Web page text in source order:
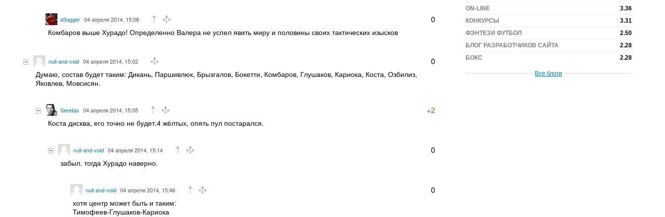
d3agger 04 апреля 2014, 15:08 0
Комбаров выше Хурадо! Определенно Валера не успел явить миру и половины своих тактических изысков
null-and-void 04 апреля 2014, 15:02 0
Думаю, состав будет таким: Дикань, Паршивлюк, Брызгалов, Бокетти, Комбаров, Глушаков, Кариока, Коста, Озбилиз,
Яковлев, Мовсисян.
Seretas 04 апреля 2014, 15:05 +2
Коста дисква, его точно не будет.4 жёлтых, опять пул постарался.
null-and-void 04 апреля 2014, 15:14 0
забыл. тогда Хурадо наверно.
null-and-void 04 апреля 2014, 15:46 0
хотя центр может быть и таким:
Тимофеев-Глушаков-Кариока
3.36
ON-LINE
3.31
КОНКУРСЫ
2.50
ФЭНТЕЗИ ФУТБОЛ
2.28
БЛОГ РАЗРАБОТЧИКОВ САЙТА
2.28
БОКС
Все блоги